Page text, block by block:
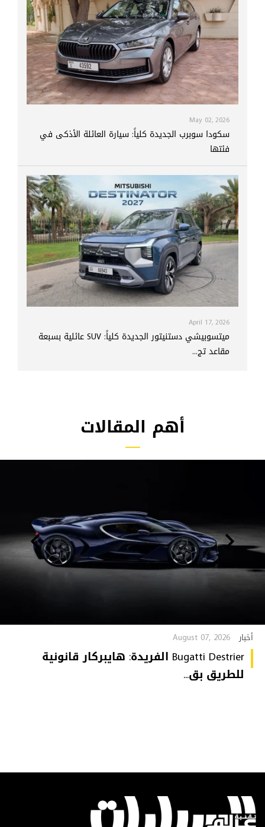
May 02, 2026
سكودا سوبرب الجديدة كلياً: سيارة العائلة الأذكى في
فئتها
April 17, 2026
ميتسوبيشي دستنيتور الجديدة كلياً: SUV عائلية بسبعة
مقاعد تج...
أهم المقالات
أخبار August 07, 2026
Bugatti Destrier الفريدة: هايبركار قانونية
للطريق بق...